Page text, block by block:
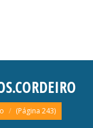
(Página 243)